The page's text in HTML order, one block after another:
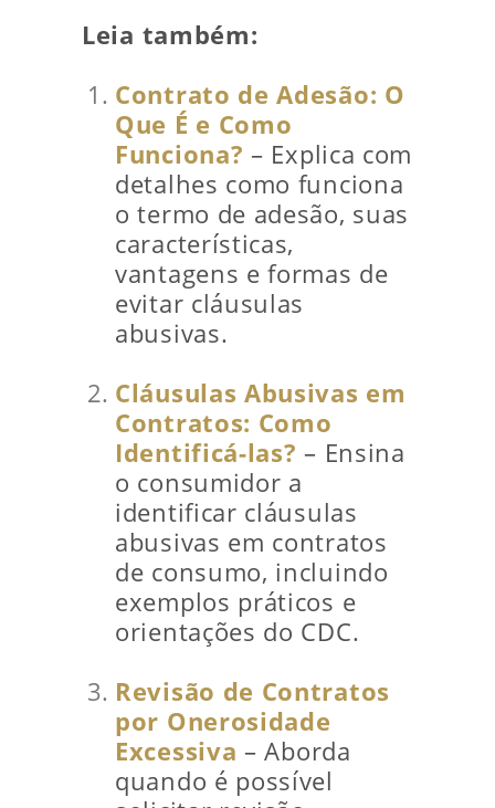
Leia também:
Contrato de Adesão: O
Que É e Como
Funciona? – Explica com
detalhes como funciona
o termo de adesão, suas
características,
vantagens e formas de
evitar cláusulas
abusivas.
Cláusulas Abusivas em
Contratos: Como
Identificá-las? – Ensina
o consumidor a
identificar cláusulas
abusivas em contratos
de consumo, incluindo
exemplos práticos e
orientações do CDC.
Revisão de Contratos
por Onerosidade
Excessiva – Aborda
quando é possível